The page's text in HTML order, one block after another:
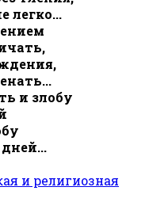
легко...
и злобу
и религиозная